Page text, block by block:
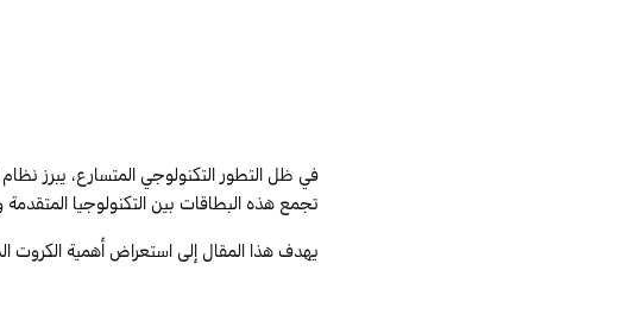
في ظل التطور التكنولوجي المتسارع،يبرز
تجمع هذه البطاقات بين التكنولوجيا
يهدف هذا المقال إلى استعراض أهمية الكروت